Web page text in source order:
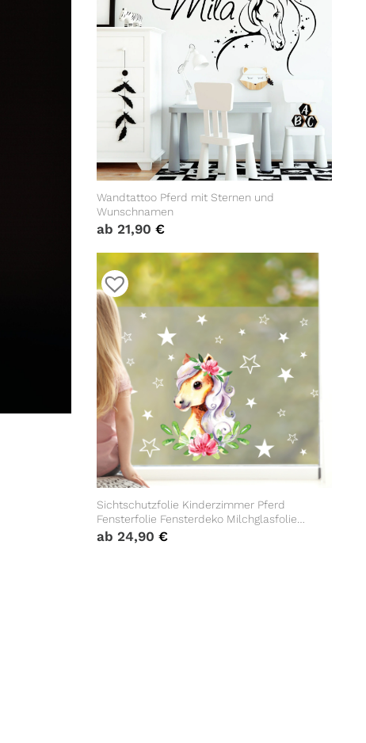
Wandtattoo Pferd mit Sternen und
Wunschnamen
ab 21,90 €
Sichtschutzfolie Kinderzimmer Pferd
Fensterfolie Fensterdeko Milchglasfolie
Mädchen Zimmer
ab 24,90 €